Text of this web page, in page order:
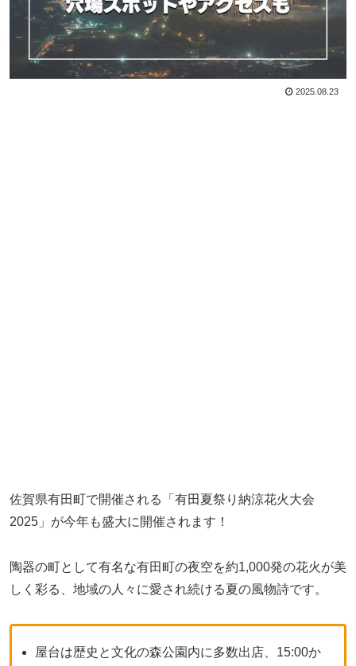
2025.08.23
佐賀県有田町で開催される「有田夏祭り納涼花火大会
2025」が今年も盛大に開催されます！
陶器の町として有名な有田町の夜空を約1,000発の花火が美
しく彩る、地域の人々に愛され続ける夏の風物詩です。
屋台は歴史と文化の森公園内に多数出店、15:00か